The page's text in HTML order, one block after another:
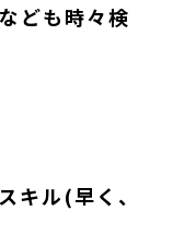
ども時々検
キル(早く、